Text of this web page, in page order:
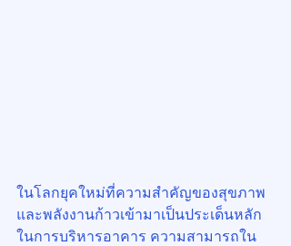
ในโลกยุคใหม่ที่ความสำคัญของสุขภาพ
และพลังงานก้าวเข้ามาเป็นประเด็นหลัก
ในการบริหารอาคาร ความสามารถใน